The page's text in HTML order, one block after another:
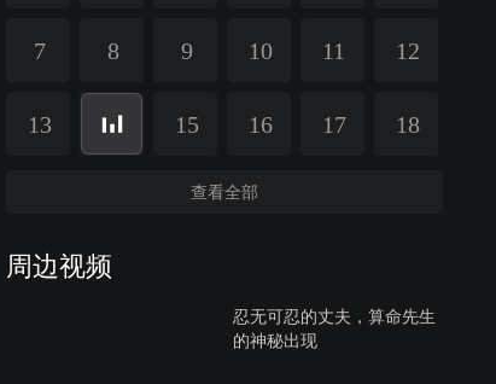
7 8 9 10 11 12
13 15 16 17 18
查看全部
周边视频
忍无可忍的丈夫，算命先生
的神秘出现